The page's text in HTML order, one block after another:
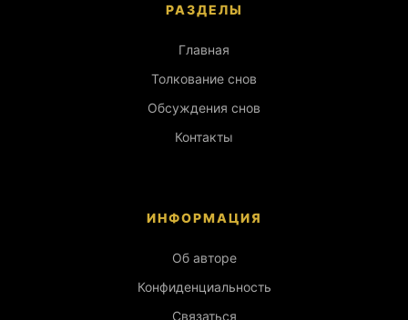
РАЗДЕЛЫ
Главная
Толкование снов
Обсуждения снов
Контакты
ИНФОРМАЦИЯ
Об авторе
Конфиденциальность
Связаться